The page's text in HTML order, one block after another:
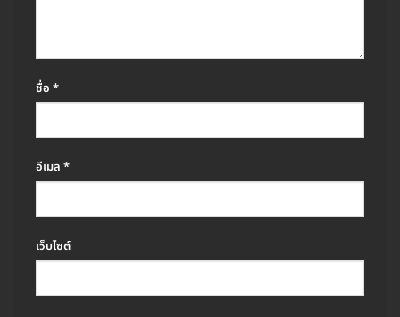
ชื่อ *
อีเมล *
เว็บไซต์